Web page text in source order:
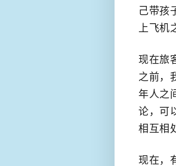
己带孩
上飞机
现在旅
之前，
年人之
论，可
相互相
现在，